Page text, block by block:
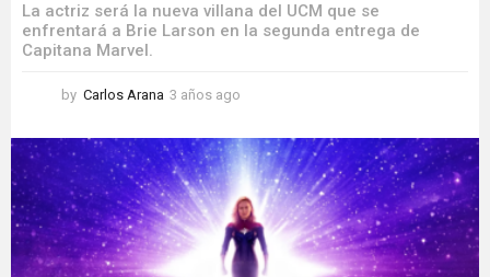
La actriz será la nueva villana del UCM que se
enfrentará a Brie Larson en la segunda entrega de
Capitana Marvel.
by Carlos Arana 3 años ago
ñ
o
s
a
g
o